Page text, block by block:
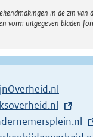
in de zin van
vorm uitgegeven bladen